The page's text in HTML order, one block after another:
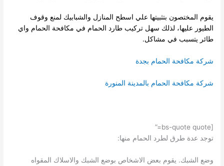
يقوم المختصون بتثبيتها علي اسطح المنازل والشبابيك لمنع وقوف
الطيور عليها، لذلك سهل تركيب طارد الحمام في مكافحة الحمام واي
طائر يتسبب في مشاكل.
شركة مكافحة الحمام بجدة
شركة مكافحة الحمام بالمدينة المنورة
[bs-quote quote=”
توجد عدة طرق لطرد الحمام منها:
وضع الشبك. يقوم بعض الاشخاص بوضع الشبك والاسلاك المقواه